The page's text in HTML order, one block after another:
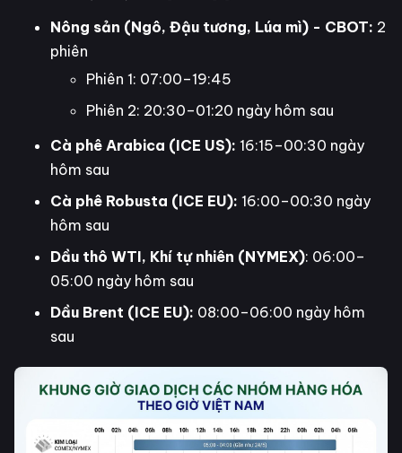
Nông sản (Ngô, Đậu tương, Lúa mì) - CBOT: 2
phiên
Phiên 1: 07:00–19:45
Phiên 2: 20:30–01:20 ngày hôm sau
Cà phê Arabica (ICE US): 16:15–00:30 ngày
hôm sau
Cà phê Robusta (ICE EU): 16:00–00:30 ngày
hôm sau
Dầu thô WTI, Khí tự nhiên (NYMEX): 06:00–
05:00 ngày hôm sau
Dầu Brent (ICE EU): 08:00–06:00 ngày hôm
sau